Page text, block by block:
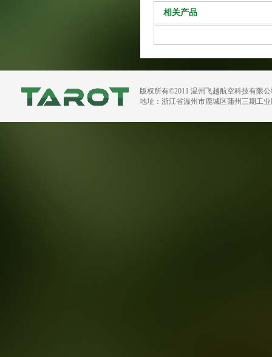
相关产品
版权所有©2011 温州飞越航空科技有限
地址：浙江省温州市鹿城区蒲州三期工业